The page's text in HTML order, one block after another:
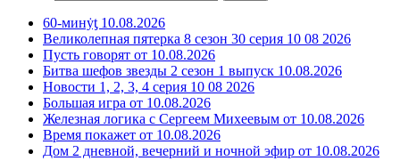
60-минẏƫ 10.08.2026
Великолепная пятерка 8 сезон 30 серия 10 08 2026
Пусть говорят от 10.08.2026
Битва шефов звезды 2 сезон 1 выпуск 10.08.2026
Новости 1, 2, 3, 4 серия 10 08 2026
Большая игра от 10.08.2026
Железная логика с Сергеем Михеевым от 10.08.2026
Время покажет от 10.08.2026
Дом 2 дневной, вечерний и ночной эфир от 10.08.2026